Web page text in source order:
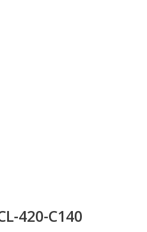
420-C140